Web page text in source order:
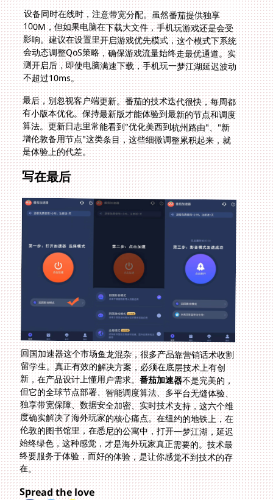
设备同时在线时，注意带宽分配。虽然番茄提供独享
100M，但如果电脑在下载大文件，手机玩游戏还是会受
影响。建议在设置里开启游戏优先模式，这个模式下系统
会动态调整QoS策略，确保游戏流量始终走最优通道。实
测开启后，即使电脑满速下载，手机玩一梦江湖延迟波动
不超过10ms。
最后，别忽视客户端更新。番茄的技术迭代很快，每周都
有小版本优化。保持最新版才能体验到最新的节点和调度
算法。更新日志里常能看到"优化美西到杭州路由"、"新
增伦敦备用节点"这类条目，这些细微调整累积起来，就
是体验上的代差。
写在最后
回国加速器这个市场鱼龙混杂，很多产品靠营销话术收割
留学生。真正有效的解决方案，必须在底层技术上有创
新，在产品设计上懂用户需求。番茄加速器不是完美的，
但它的全球节点部署、智能调度算法、多平台无缝体验、
独享带宽保障、数据安全加密、实时技术支持，这六个维
度确实解决了海外玩家的核心痛点。在纽约的地铁上，在
伦敦的图书馆里，在悉尼的公寓中，打开一梦江湖，延迟
始终绿色，这种感觉，才是海外玩家真正需要的。技术最
终要服务于体验，而好的体验，是让你感觉不到技术的存
在。
Spread the love